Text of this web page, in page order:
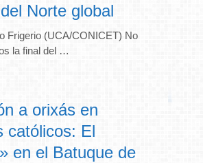
Norte global
Frigerio (UCA/CONICET) No
la final del …
a orixás en
católicos: El
en el Batuque de